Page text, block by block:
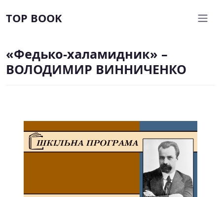
TOP BOOK
«Федько-халамидник» –
ВОЛОДИМИР ВИННИЧЕНКО